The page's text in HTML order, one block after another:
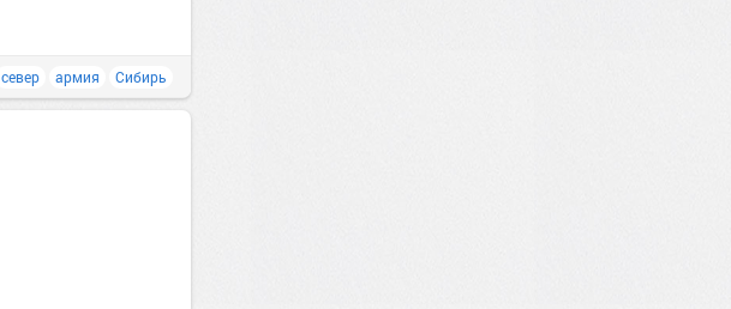
север армия Сибирь